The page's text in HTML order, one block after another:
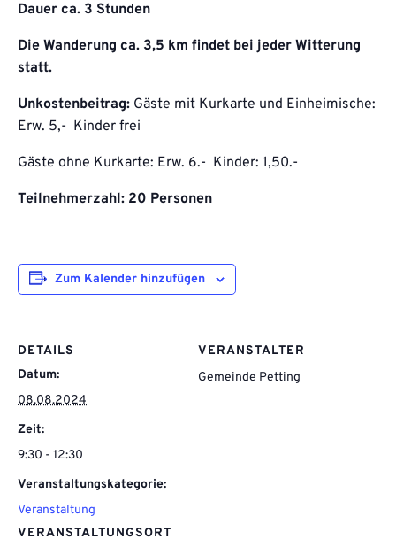
Dauer ca. 3 Stunden
Die Wanderung ca. 3,5 km findet bei jeder Witterung
statt.
Unkostenbeitrag: Gäste mit Kurkarte und Einheimische:
Erw. 5,- Kinder frei
Gäste ohne Kurkarte: Erw. 6.- Kinder: 1,50.-
Teilnehmerzahl: 20 Personen
Zum Kalender hinzufügen
DETAILS
Datum:
08.08.2024
Zeit:
9:30 - 12:30
Veranstaltungskategorie:
Veranstaltung
VERANSTALTUNGSORT
VERANSTALTER
Gemeinde Petting